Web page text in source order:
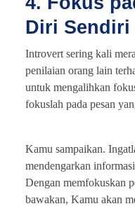
Diri Sendiri
Introvert sering kali
penilaian orang lain
untuk mengalihkan
fokuslah pada pesan
Kamu sampaikan.
mendengarkan
Dengan memfokuskan
bawakan, Kamu akan